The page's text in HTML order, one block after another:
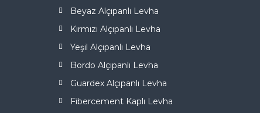
Beyaz Alçıpanlı Levha
Kırmızı Alçıpanlı Levha
Yeşil Alçıpanlı Levha
Bordo Alçıpanlı Levha
Guardex Alçıpanlı Levha
Fibercement Kaplı Levha